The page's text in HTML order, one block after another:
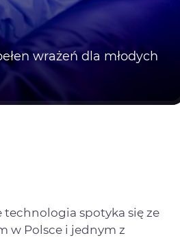
wrażeń dla młodych
spotyka się ze
w Polsce i jednym z